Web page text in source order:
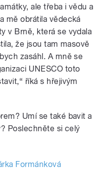
ale třeba i vědu a
mě obrátila vědecká
v Brně, která se vydala
že jsou tam masově
zasáhl. A mně se
UNESCO toto
říká s hřejivým
Umí se také bavit a
Poslechněte si celý
Formánková